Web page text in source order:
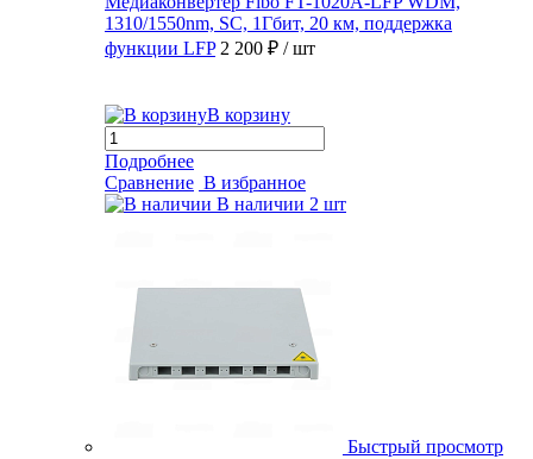
1310/1550nm, SC, 1Гбит, 20 км, поддержка
функции LFP 2 200 ₽ / шт
В корзину
Подробнее
Сравнение В избранное
В наличии 2 шт
Быстрый просмотр